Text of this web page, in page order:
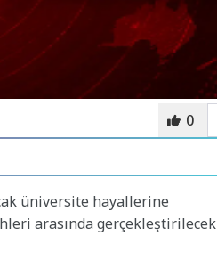
0
üniversite hayallerine
arasında gerçekleştirilecek